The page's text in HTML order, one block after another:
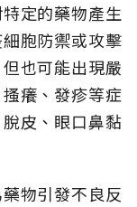
定的藥物產生
胞防禦或攻擊
也可能出現嚴
癢、發疹等症
皮、眼口鼻黏
物引發不良反